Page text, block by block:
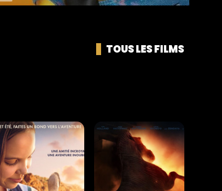
TOUS LES FILMS